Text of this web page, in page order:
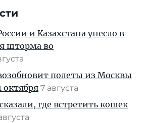
и Казахстана унесло в
шторма во
полеты из Москвы
октября 7 августа
где встретить кошек